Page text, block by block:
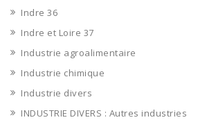
Indre 36
Indre et Loire 37
Industrie agroalimentaire
Industrie chimique
Industrie divers
INDUSTRIE DIVERS : Autres industries